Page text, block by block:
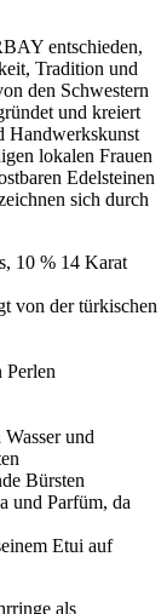
entschieden,
Tradition und
den Schwestern
und kreiert
Handwerkskunst
lokalen Frauen
Edelsteinen
sich durch
10 % 14 Karat
von der türkischen
und
Bürsten
und Parfüm, da
Etui auf
als